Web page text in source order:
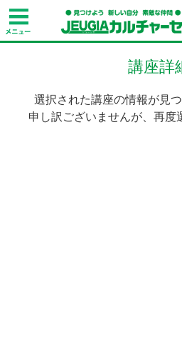
講座詳
選択された講座の情報が見
申し訳ございませんが、再度